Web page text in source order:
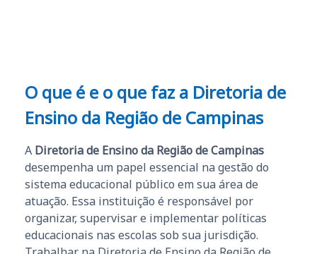
O que é e o que faz a Diretoria de
Ensino da Região de Campinas
A Diretoria de Ensino da Região de Campinas
desempenha um papel essencial na gestão do
sistema educacional público em sua área de
atuação. Essa instituição é responsável por
organizar, supervisar e implementar políticas
educacionais nas escolas sob sua jurisdição.